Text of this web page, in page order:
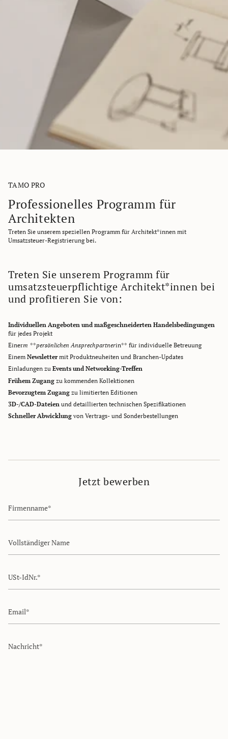
TAMO PRO
Professionelles Programm für
Architekten
Treten Sie unserem speziellen Programm für Architekt*innen mit
Umsatzsteuer-Registrierung bei.
Treten Sie unserem Programm für
umsatzsteuerpflichtige Architekt*innen bei
und profitieren Sie von:
Individuellen Angeboten und maßgeschneiderten Handelsbedingungen
für jedes Projekt
Einerm **persönlichen Ansprechpartnerin** für individuelle Betreuung
EinemNewslettermit Produktneuheiten und Branchen-Updates
Einladungen zuEvents und Networking-Treffen
Frühem Zugangzu kommenden Kollektionen
Bevorzugtem Zugangzu limitierten Editionen
3D-/CAD-Dateienund detaillierten technischen Spezifikationen
Schneller Abwicklungvon Vertrags- und Sonderbestellungen
Jetzt bewerben
Name
IdNr.